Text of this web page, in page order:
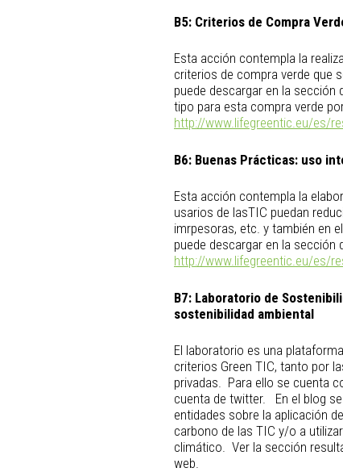
B5: Criterios de Compra
Esta acción contempla la
criterios de compra verde que
puede descargar en la
tipo para esta compra verde
http://www.lifegreentic.eu/es/
B6: Buenas Prácticas: uso
Esta acción contempla la
usarios de lasTIC puedan
imrpesoras, etc. y también en
puede descargar en la
http://www.lifegreentic.eu/es/
B7: Laboratorio de
sostenibilidad ambiental
El laboratorio es una
criterios Green TIC, tanto por
privadas. Para ello se cuenta
cuenta de twitter. En el blog
entidades sobre la aplicación
carbono de las TIC y/o a
climático. Ver la sección
web.